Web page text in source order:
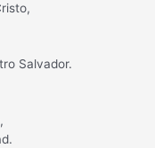
Salvador.